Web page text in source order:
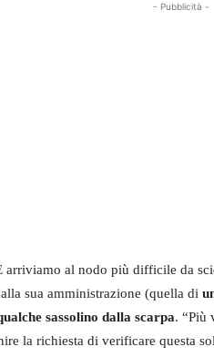
- Pubblicità -
arriviamo al nodo più difficile da
sua amministrazione (quella di
sassolino dalla scarpa. “Più
la richiesta di verificare questa